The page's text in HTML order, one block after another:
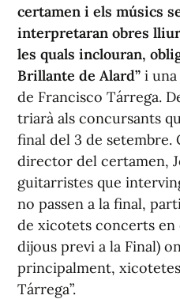
certamen i els músics
interpretaran obres
les quals inclouran,
Brillante de Alard” i
de Francisco Tárrega.
triarà als concursants
final del 3 de setembre.
director del certamen,
guitarristes que
no passen a la final,
de xicotets concerts en
dijous previ a la Final)
principalment,
Tárrega”.